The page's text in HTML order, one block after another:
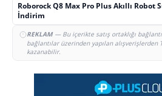
Roborock Q8 Max Pro Plus Akıllı Robot
İndirim
REKLAM— Bu içerikte satış ortaklığı
bağlantılar üzerinden yapılan alışverişlerden
kazanabilir.